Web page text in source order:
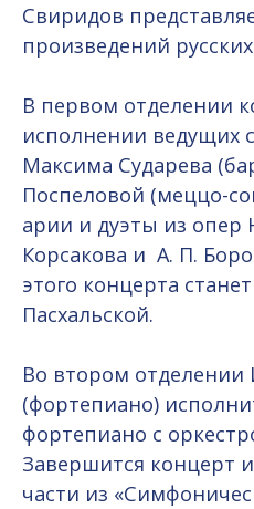
Свиридов
произведений
В первом отделении
исполнении ведущих
Максима Сударева
Поспеловой (меццо-
арии и дуэты из опер
Корсакова и А. П.
этого концерта
Пасхальской.
Во втором
(фортепиано)
фортепиано с
Завершится концерт
части из